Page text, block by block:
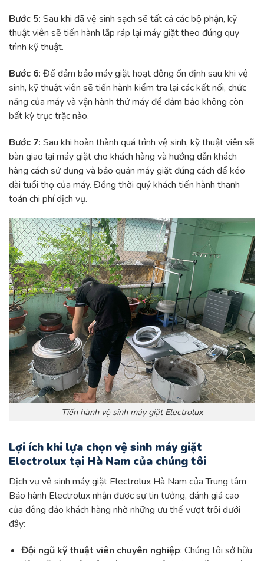
Bước 5: Sau khi đã vệ sinh sạch sẽ tất cả các bộ phận, kỹ
thuật viên sẽ tiến hành lắp ráp lại máy giặt theo đúng quy
trình kỹ thuật.
Bước 6: Để đảm bảo máy giặt hoạt động ổn định sau khi vệ
sinh, kỹ thuật viên sẽ tiến hành kiểm tra lại các kết nối, chức
năng của máy và vận hành thử máy để đảm bảo không còn
bất kỳ trục trặc nào.
Bước 7: Sau khi hoàn thành quá trình vệ sinh, kỹ thuật viên sẽ
bàn giao lại máy giặt cho khách hàng và hướng dẫn khách
hàng cách sử dụng và bảo quản máy giặt đúng cách để kéo
dài tuổi thọ của máy. Đồng thời quý khách tiến hành thanh
toán chi phí dịch vụ.
Tiến hành vệ sinh máy giặt Electrolux
Lợi ích khi lựa chọn vệ sinh máy giặt
Electrolux tại Hà Nam của chúng tôi
Dịch vụ vệ sinh máy giặt Electrolux Hà Nam của Trung tâm
Bảo hành Electrolux nhận được sự tin tưởng, đánh giá cao
của đông đảo khách hàng nhờ những ưu thế vượt trội dưới
đây:
Đội ngũ kỹ thuật viên chuyên nghiệp: Chúng tôi sở hữu